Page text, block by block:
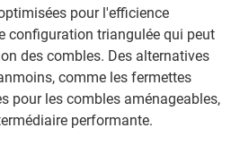
pour l'efficience
configuration triangulée qui peut
des combles. Des alternatives
comme les fermettes
pour les combles aménageables,
performante.